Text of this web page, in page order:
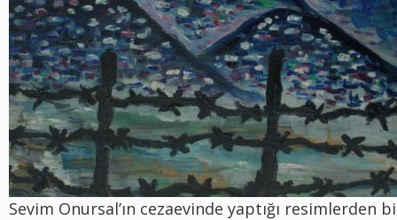
Sevim Onursal’ın cezaevinde yaptığı resimlerden